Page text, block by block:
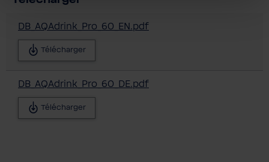
DB_AQAdrink_Pro_60_EN.pdf
Télécharger
DB_AQAdrink_Pro_60_DE.pdf
Télécharger